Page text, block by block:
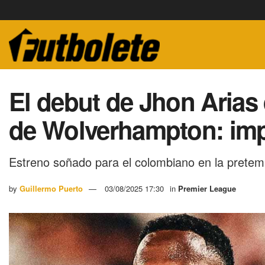
El debut de Jhon
de Wolverhampton:
Estreno soñado para el colombiano en la
by Guillermo Puerto 03/08/2025 17:30 in Premier League